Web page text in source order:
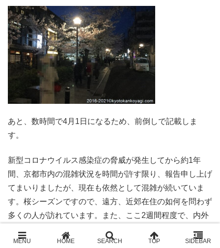
あと、数時間で4月1日になるため、前倒しで記載しま
す。
新型コロナウイルス感染症の脅威が発生してから約1年
間、京都市内の混雑状況を時間が許す限り、報告申し上げ
てまいりましたが、現在も依然として混雑が続いていま
す。桜シーズンですので、遠方、近郊在住の如何を問わず
多くの人が訪れています。また、ここ2週間程度で、内外
外の方々が散見されるようになりました。